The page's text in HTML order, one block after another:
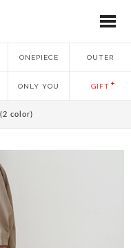
ONEPIECE OUTER
ONLY YOU GIFT
(2 color)